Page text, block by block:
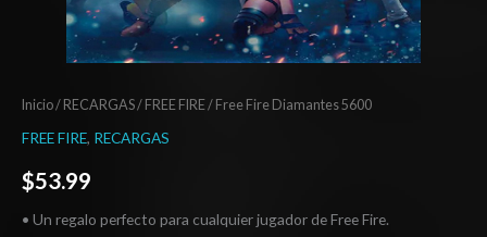
Inicio/ RECARGAS/ FREE FIRE/ Free Fire Diamantes 5600
FREE FIRE, RECARGAS
$53.99
• Un regalo perfecto para cualquier jugador de Free Fire.